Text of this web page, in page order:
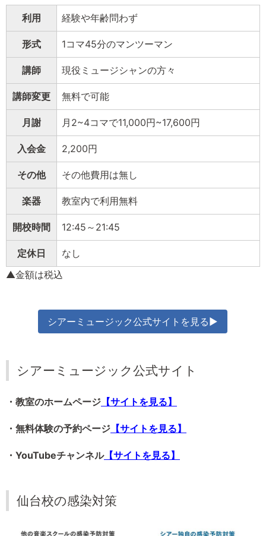
利用 経験や年齢問わず
形式 1コマ45分のマンツーマン
講師 現役ミュージシャンの方々
講師変更 無料で可能
月謝 月2~4コマで11,000円~17,600円
入会金 2,200円
その他 その他費用は無し
楽器 教室内で利用無料
開校時間 12:45～21:45
定休日
なし
▲金額は税込
シアーミュージック公式サイトを見る▶
シアーミュージック公式サイト
・教室のホームページ 【サイトを見る】
・無料体験の予約ページ 【サイトを見る】
・YouTubeチャンネル【サイトを見る】
仙台校の感染対策